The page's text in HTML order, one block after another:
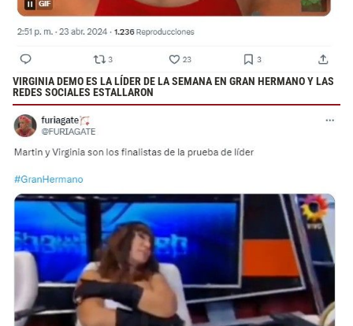
VIRGINIA DEMO ES LA LÍDER DE LA SEMANA EN GRAN HERMANO Y LAS
REDES SOCIALES ESTALLARON